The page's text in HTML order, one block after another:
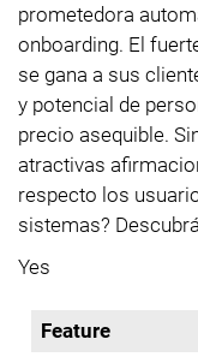
prometedora
onboarding. El
se gana a sus
y potencial de
precio asequible.
atractivas
respecto los
sistemas?
Yes
Feature